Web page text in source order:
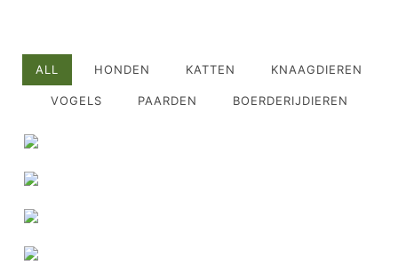
ALL HONDEN KATTEN KNAAGDIEREN
VOGELS PAARDEN BOERDERIJDIEREN